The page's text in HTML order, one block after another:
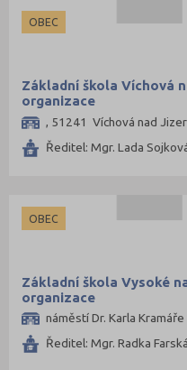
OBEC
Základní škola Víchová
organizace
, 51241 Víchová nad
Ředitel: Mgr. Lada
OBEC
Základní škola Vysoké
organizace
náměstí Dr. Karla
Ředitel: Mgr. Radka Farská